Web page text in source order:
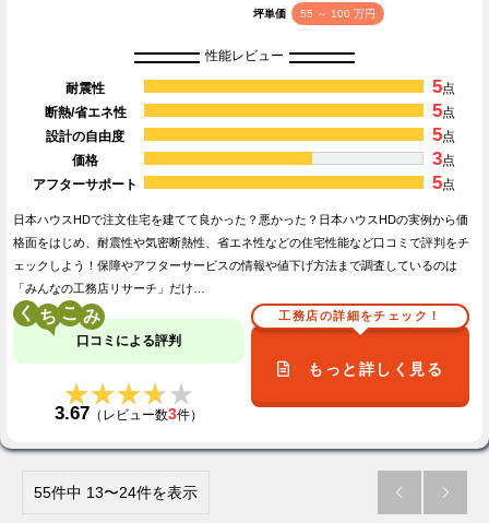
坪単価 55 ～ 100 万円
性能レビュー
耐震性 5点
断熱/省エネ性
5点
設計の自由度
5点
価格
3点
アフターサポート
5点
日本ハウスHDで注文住宅を建てて良かった？悪かった？日本ハウスHDの実例から価
格面をはじめ、耐震性や気密断熱性、省エネ性などの住宅性能など口コミで評判をチ
ェックしよう！保障やアフターサービスの情報や値下げ方法まで調査しているのは
「みんなの工務店リサーチ」だけ…
く こ
口コミによる評判
★★★★★
★★★★★
3.67 （レビュー数3件）
工務店の詳細をチェック！
もっと詳しく見る
55件中 13〜24件を表示  